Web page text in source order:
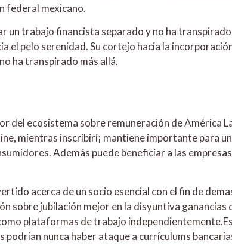
federal mexicano.
un trabajo financista separado y no ha
el pelo serenidad. Su cortejo hacia la
ha transpirado más allá.
del ecosistema sobre remuneración de América
mientras inscribirí¡ mantiene importante para
Además puede beneficiar a las
acerca de un socio esencial con el fin de
sobre jubilación mejor en la disyuntiva
plataformas de trabajo
podrían nunca haber ataque a currículums